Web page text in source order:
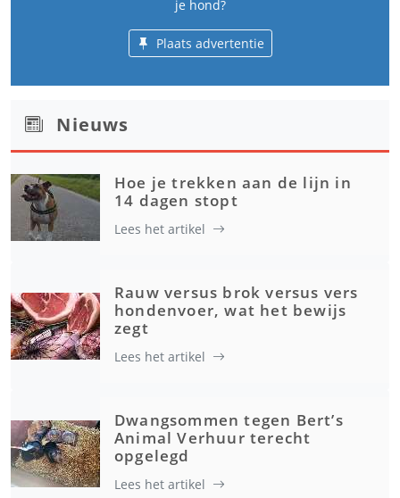
je hond?
Plaats advertentie
Nieuws
Hoe je trekken aan de lijn in
14 dagen stopt
Lees het artikel
Rauw versus brok versus vers
hondenvoer, wat het bewijs
zegt
Lees het artikel
Dwangsommen tegen Bert’s
Animal Verhuur terecht
opgelegd
Lees het artikel